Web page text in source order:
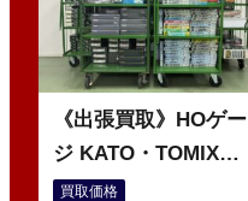
《出張買取》HOゲー
ジ KATO・TOMIX・
マイクロエース など
買取価格